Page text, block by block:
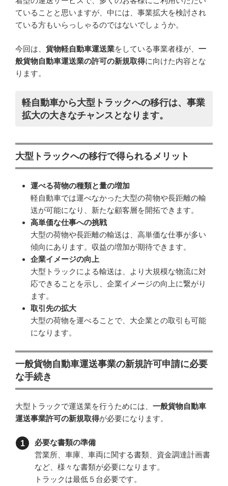
ていることと思いますが、中には、事業拡大を検討され
ている方もいらっしゃるのではないでしょうか。
今回は、 貨物軽自動車運送業をしている事業者様が、 一
般貨物自動車運送業の許可の新規取得に向けた内容とな
ります。
軽自動車から大型トラックへの移行は、事業
拡大の大きなチャンスとなります。
大型トラックへの移行で得られるメリット
運べる荷物の種類と量の増加
軽自動車では運べなかった大型の荷物や長距離の輸
送が可能になり、新たな顧客層を開拓できます。
高単価な仕事への挑戦
大型の荷物や長距離の輸送は、高単価な仕事が多い
傾向にあります。収益の増加が期待できます。
企業イメージの向上
大型トラックによる輸送は、より大規模な物流に対
応できることを示し、企業イメージの向上に繋がり
ます。
取引先の拡大
大型の荷物を運べることで、大企業との取引も可能
になります。
一般貨物自動車運送事業の新規許可申請に必要
な手続き
大型トラックで運送業を行うためには、 一般貨物自動車
運送事業許可の新規取得が必要になります。
必要な書類の準備
営業所、車庫、車両に関する書類、資金調達計画書
など、様々な書類が必要になります。
トラックは最低５台必要です。